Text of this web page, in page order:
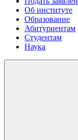
Об институте
Образование
Абитуриентам
Студентам
Наука